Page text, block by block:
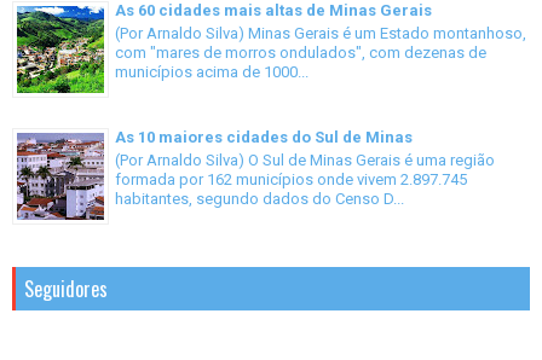
As 60 cidades mais altas de Minas Gerais
(Por Arnaldo Silva) Minas Gerais é um Estado montanhoso,
com "mares de morros ondulados", com dezenas de
municípios acima de 1000...
As 10 maiores cidades do Sul de Minas
(Por Arnaldo Silva) O Sul de Minas Gerais é uma região
formada por 162 municípios onde vivem 2.897.745
habitantes, segundo dados do Censo D...
Seguidores